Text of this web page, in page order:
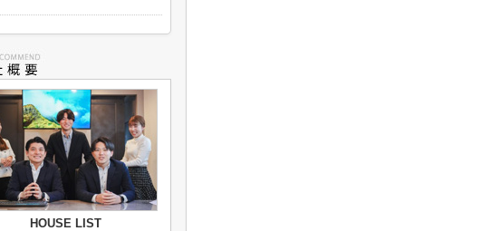
HOUSE LIST